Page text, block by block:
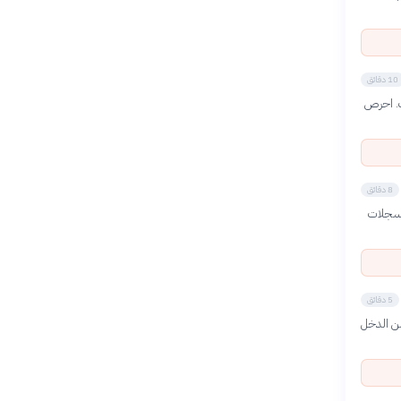
10 دقائق
احرص
8 دقائق
5 دقائق
للادخار والاستثمار. ينصح الخبراء بادخار 10-20% من الدخل